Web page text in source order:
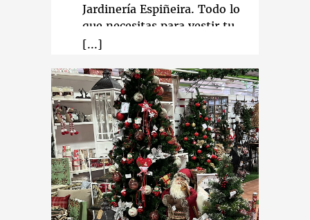
Jardinería Espiñeira. Todo lo
que necesitas para vestir tu
hogar en estas fiestas tan
descubrirlo!